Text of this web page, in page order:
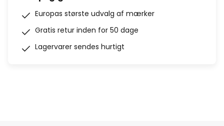
Europas største udvalg af mærker
Gratis retur inden for 50 dage
Lagervarer sendes hurtigt